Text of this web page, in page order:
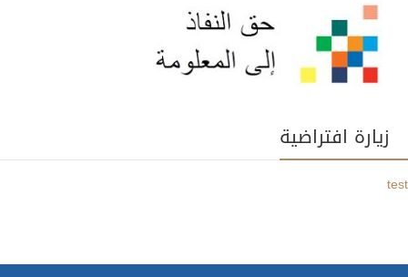
زيارة افتراضية
test